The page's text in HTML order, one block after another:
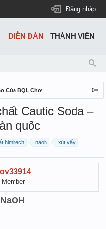
Đăng nhập
Của BQL Chợ
Cautic Soda –
quốc
himitech naoh xút vẩy
Member
DIỄN ĐÀN THÀNH VIÊN